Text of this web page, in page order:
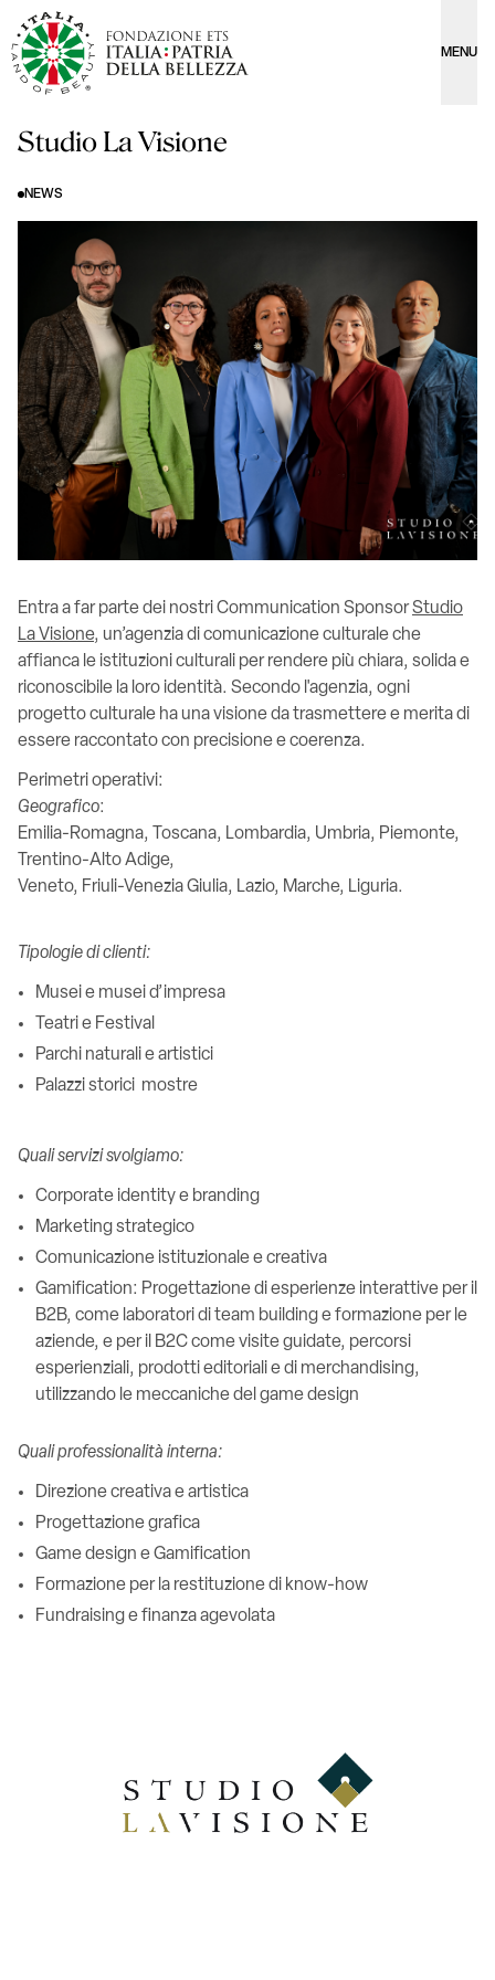
MENU
Studio La Visione
NEWS
Entra a far parte dei nostri Communication SponsorStudio
La Visione, un’agenzia di comunicazione culturale che
affianca le istituzioni culturali per rendere più chiara, solida e
riconoscibile la loro identità. Secondo l'agenzia, ogni
progetto culturale ha una visione da trasmettere e merita di
essere raccontato con precisione e coerenza.
Perimetri operativi:
Geografico:
Emilia-Romagna, Toscana, Lombardia, Umbria, Piemonte,
Trentino-Alto Adige,
Veneto, Friuli-Venezia Giulia, Lazio, Marche, Liguria.
Tipologie di clienti:
Musei e musei d’impresa
Teatri e Festival
Parchi naturali e artistici
Palazzi storici mostre
Quali servizi svolgiamo:
Corporate identity e branding
Marketing strategico
Comunicazione istituzionale e creativa
Gamification: Progettazione di esperienze interattive per il
B2B, come laboratori di team building e formazione per le
aziende, e per il B2C come visite guidate, percorsi
esperienziali, prodotti editoriali e di merchandising,
utilizzando le meccaniche del game design
Quali professionalità interna:
Direzione creativa e artistica
Progettazione grafica
Game design e Gamification
Formazione per la restituzione di know-how
Fundraising e finanza agevolata